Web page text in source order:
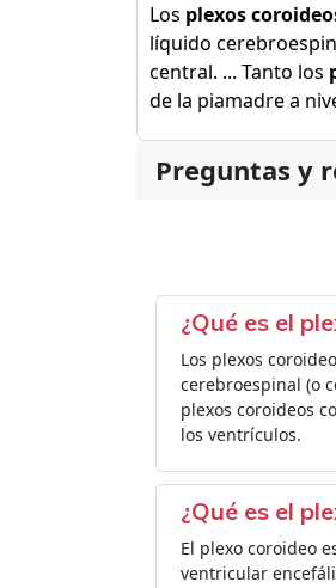
Los plexos
líquido
central. ... Tanto los
de la piamadre a
Preguntas y
¿Qué es el
Los plexos
cerebroespinal (o
plexos coroideos
los ventrículos.
¿Qué es el
El plexo coroideo
ventricular